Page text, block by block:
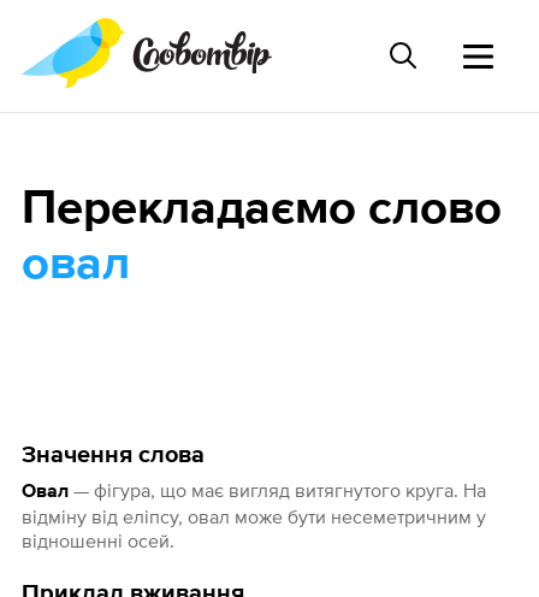
Значення слова
Овал— фігура, що має вигляд витягнутого круга. На
відміну від еліпсу, овал може бути несеметричним у
відношенні осей.
Перекладаємо слово
овал